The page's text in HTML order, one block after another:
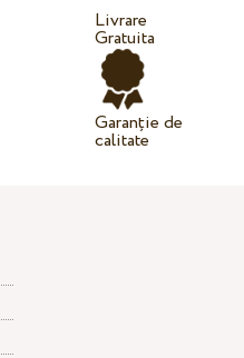
Livrare
Gratuita
Garanție de
calitate